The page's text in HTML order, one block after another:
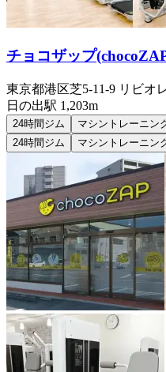
チョコザップ
東京都港区芝5-11-9 リビオ
日の出駅 1,203m
24時間ジム
マシントレーニン
24時間ジム
マシントレーニン